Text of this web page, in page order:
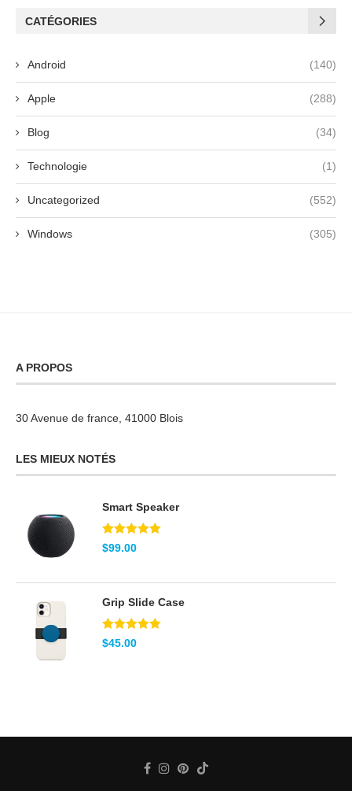
CATÉGORIES
Android (140)
Apple (288)
Blog (34)
Technologie (1)
Uncategorized (552)
Windows (305)
A PROPOS
30 Avenue de france, 41000 Blois
LES MIEUX NOTÉS
Smart Speaker
Note5.00
sur 5
$99.00
Grip Slide Case
Note5.00
sur 5
$45.00